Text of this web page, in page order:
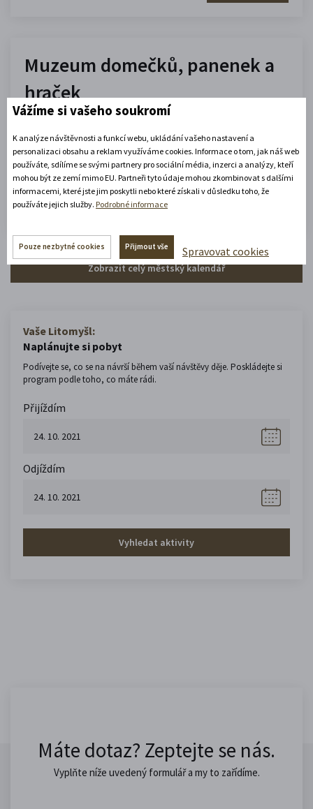
Muzeum domečků, panenek a
hraček
(platné od 1. 7. 2026 do 31. 8. 2026)
Zobrazit celou otevírací dobu
Zobrazit celý městský kalendář
Vaše Litomyšl:
Naplánujte si pobyt
Podívejte se, co se na návrší během vaší návštěvy děje. Poskládejte si
program podle toho, co máte rádi.
Přijíždím
Odjíždím
Vyhledat aktivity
Máte dotaz? Zeptejte se nás.
Vyplňte níže uvedený formulář a my to zařídíme.
Vážíme si vašeho soukromí
K analýze návštěvnosti a funkcí webu, ukládání vašeho nastavení a
personalizaci obsahu a reklam využíváme cookies. Informace o tom, jak náš web
používáte, sdílíme se svými partnery pro sociální média, inzerci a analýzy, kteří
mohou být ze zemí mimo EU. Partneři tyto údaje mohou zkombinovat s dalšími
informacemi, které jste jim poskytli nebo které získali v důsledku toho, že
používáte jejich služby. Podrobné informace
Pouze nezbytné cookies Přijmout vše Spravovat cookies